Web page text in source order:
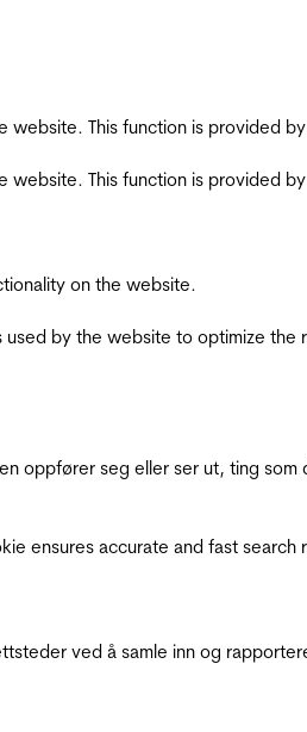
website. This function is provided
website. This function is provided
on the website.
by the website to optimize
oppfører seg eller ser ut, ting
ensures accurate and fast search
ved å samle inn og